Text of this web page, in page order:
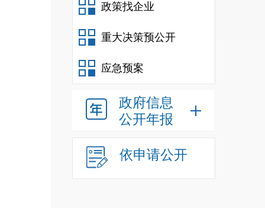
政策找企业
重大决策预公开
应急预案
政府信息
公开年报
依申请公开